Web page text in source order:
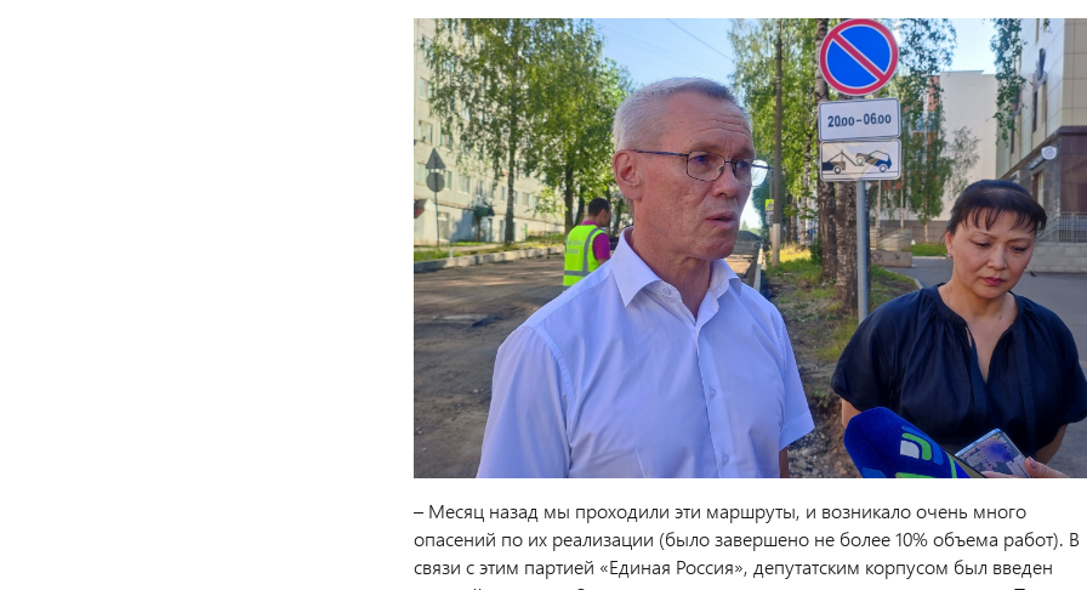
– Месяц назад мы проходили эти маршруты, и возникало очень много
опасений по их реализации (было завершено не более 10% объема работ). В
связи с этим партией «Единая Россия», депутатским корпусом был введен